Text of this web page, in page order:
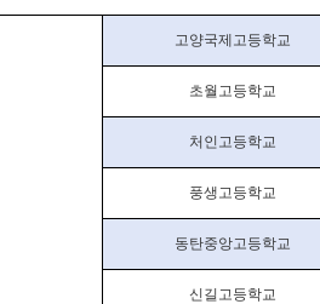
고양국제고등학교
초월고등학교
처인고등학교
풍생고등학교
동탄중앙고등학교
신길고등학교